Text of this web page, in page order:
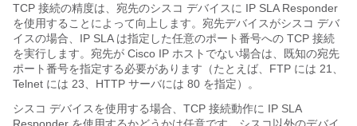
TCP 接続の精度は、宛先のシスコ デバイスに IP SLA Responder
を使用することによって向上します。宛先デバイスがシスコ デバ
イスの場合、IP SLA は指定した任意のポート番号への TCP 接続
を実行します。宛先が Cisco IP ホストでない場合は、既知の宛先
ポート番号を指定する必要があります（たとえば、FTP には 21、
Telnet には 23、HTTP サーバには 80 を指定）。
シスコ デバイスを使用する場合、TCP 接続動作に IP SLA